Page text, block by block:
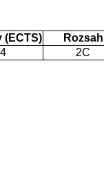
(ECTS) Rozsah
4 2C